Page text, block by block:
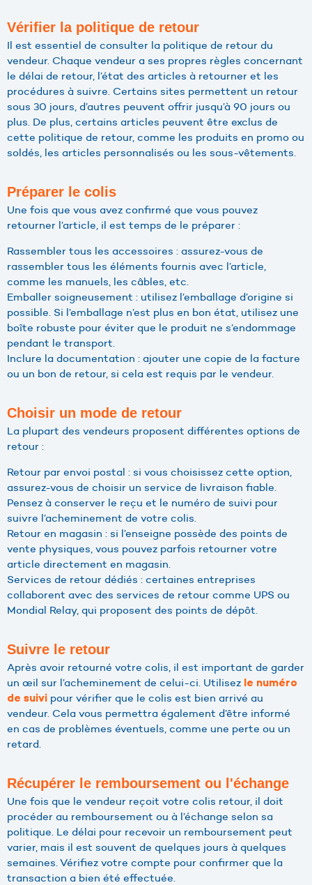
Vérifier la politique de retour
Il est essentiel de consulter la politique de retour du
vendeur. Chaque vendeur a ses propres règles concernant
le délai de retour, l’état des articles à retourner et les
procédures à suivre. Certains sites permettent un retour
sous 30 jours, d’autres peuvent offrir jusqu’à 90 jours ou
plus. De plus, certains articles peuvent être exclus de
cette politique de retour, comme les produits en promo ou
soldés, les articles personnalisés ou les sous-vêtements.
Préparer le colis
Une fois que vous avez confirmé que vous pouvez
retourner l’article, il est temps de le préparer :
Rassembler tous les accessoires : assurez-vous de
rassembler tous les éléments fournis avec l’article,
comme les manuels, les câbles, etc.
Emballer soigneusement : utilisez l’emballage d’origine si
possible. Si l’emballage n’est plus en bon état, utilisez une
boîte robuste pour éviter que le produit ne s’endommage
pendant le transport.
Inclure la documentation : ajouter une copie de la facture
ou un bon de retour, si cela est requis par le vendeur.
Choisir un mode de retour
La plupart des vendeurs proposent différentes options de
retour :
Retour par envoi postal : si vous choisissez cette option,
assurez-vous de choisir un service de livraison fiable.
Pensez à conserver le reçu et le numéro de suivi pour
suivre l’acheminement de votre colis.
Retour en magasin : si l’enseigne possède des points de
vente physiques, vous pouvez parfois retourner votre
article directement en magasin.
Services de retour dédiés : certaines entreprises
collaborent avec des services de retour comme UPS ou
Mondial Relay, qui proposent des points de dépôt.
Suivre le retour
Après avoir retourné votre colis, il est important de garder
un œil sur l’acheminement de celui-ci. Utilisez le numéro
de suivi pour vérifier que le colis est bien arrivé au
vendeur. Cela vous permettra également d’être informé
en cas de problèmes éventuels, comme une perte ou un
retard.
Récupérer le remboursement ou l'échange
Une fois que le vendeur reçoit votre colis retour, il doit
procéder au remboursement ou à l’échange selon sa
politique. Le délai pour recevoir un remboursement peut
varier, mais il est souvent de quelques jours à quelques
semaines. Vérifiez votre compte pour confirmer que la
transaction a bien été effectuée.